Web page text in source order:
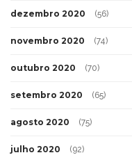
dezembro 2020 (56)
novembro 2020 (74)
outubro 2020 (70)
setembro 2020 (65)
agosto 2020 (75)
julho 2020 (92)